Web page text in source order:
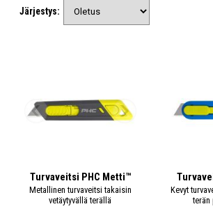
Järjestys:
Turvaveitsi PHC Metti™
Metallinen turvaveitsi takaisin
vetäytyvällä terällä
Kevyt
terän